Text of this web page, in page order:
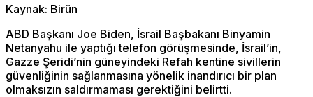
Kaynak: Birün
ABD Başkanı Joe Biden, İsrail Başbakanı Binyamin
Netanyahu ile yaptığı telefon görüşmesinde, İsrail’in,
Gazze Şeridi’nin güneyindeki Refah kentine sivillerin
güvenliğinin sağlanmasına yönelik inandırıcı bir plan
olmaksızın saldırmaması gerektiğini belirtti.